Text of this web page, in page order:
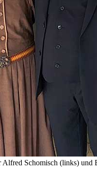
Schomisch (links)